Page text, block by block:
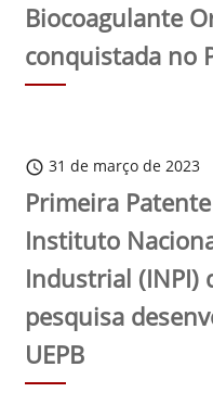
Biocoagulante
conquistada no
schedule 31 de março de 2023
Primeira
Instituto
Industrial (INPI)
pesquisa
UEPB